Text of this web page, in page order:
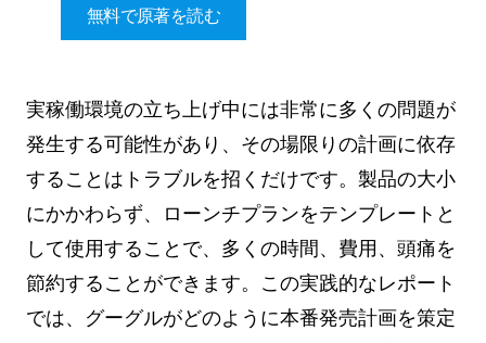
無料で原著を読む
実稼働環境の立ち上げ中には非常に多くの問題が
発生する可能性があり、その場限りの計画に依存
することはトラブルを招くだけです。製品の大小
にかかわらず、ローンチプランをテンプレートと
して使用することで、多くの時間、費用、頭痛を
節約することができます。この実践的なレポート
では、グーグルがどのように本番発売計画を策定